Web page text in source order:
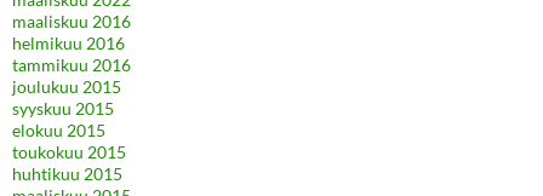
maaliskuu 2016
helmikuu 2016
tammikuu 2016
joulukuu 2015
syyskuu 2015
elokuu 2015
toukokuu 2015
huhtikuu 2015